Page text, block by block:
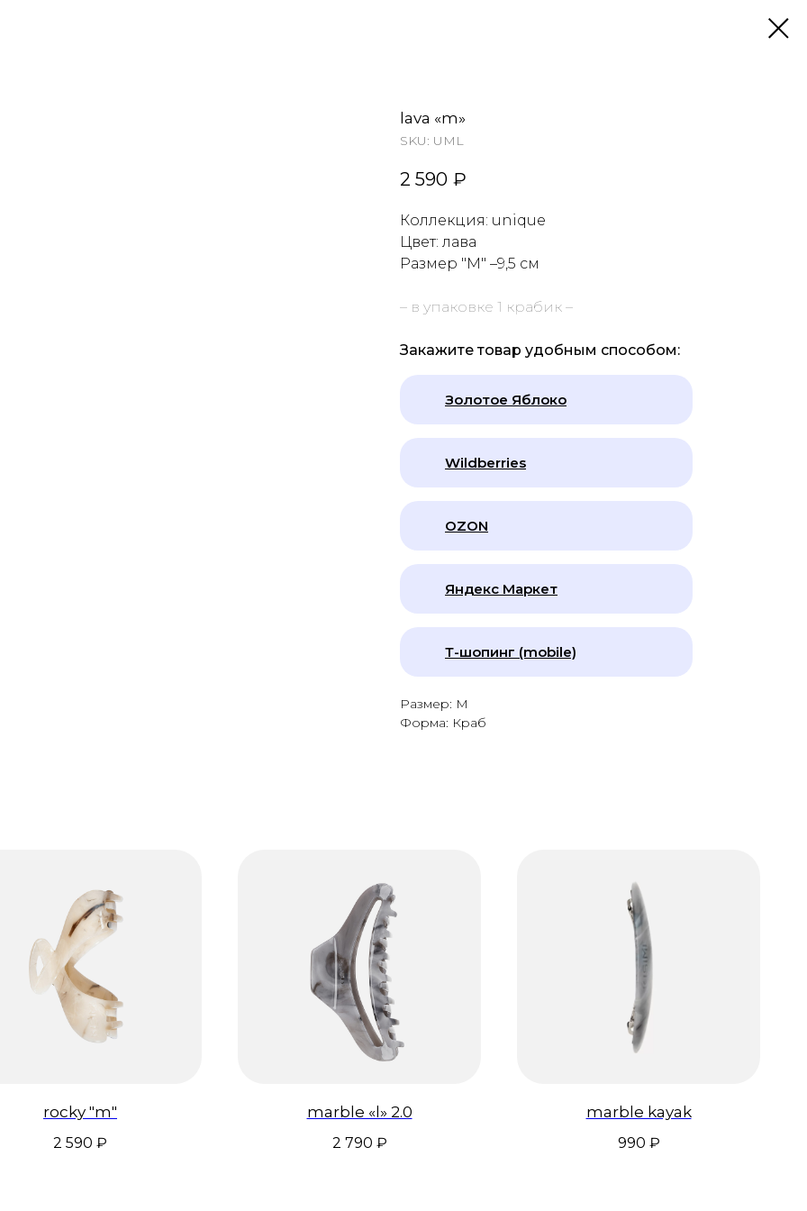
lava «m»
SKU: UML
2 590 ₽
Коллекция: unique
Цвет: лава
Размер "М" –9,5 см
– в упаковке 1 крабик –
Закажите товар удобным способом:
Золотое Яблоко
Wildberries
OZON
Яндекс Маркет
Т-шопинг (mobile)
Размер: M
Форма: Краб
rocky "m"
2 590 ₽
marble «l» 2.0
2 790 ₽
marble kayak
990 ₽